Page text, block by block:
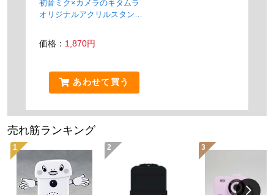
初音ミク×カメラのキタムラ
オリジナルアクリルスタンド
MEIKO
価格： 1,870円
あわせて買う
売れ筋ランキング
1 2 3